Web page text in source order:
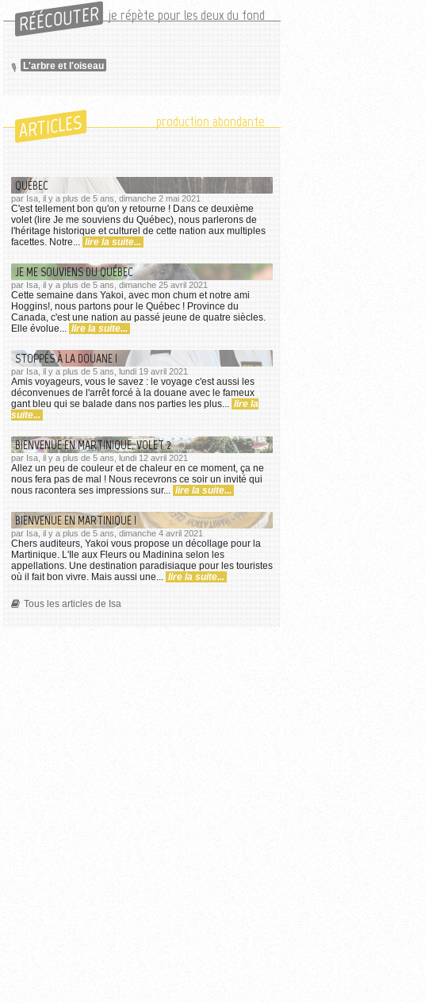
RÉÉCOUTER je répète pour les deux du fond
L'arbre et l'oiseau
ARTICLES production abondante
QUÉBEC
par Isa, il y a plus de 5 ans, dimanche 2 mai 2021
C'est tellement bon qu'on y retourne ! Dans ce deuxième
volet (lire Je me souviens du Québec), nous parlerons de
l'héritage historique et culturel de cette nation aux multiples
facettes. Notre... lire la suite...
JE ME SOUVIENS DU QUÉBEC
par Isa, il y a plus de 5 ans, dimanche 25 avril 2021
Cette semaine dans Yakoi, avec mon chum et notre ami
Hoggins!, nous partons pour le Québec ! Province du
Canada, c'est une nation au passé jeune de quatre siècles.
Elle évolue... lire la suite...
STOPPÉS À LA DOUANE !
par Isa, il y a plus de 5 ans, lundi 19 avril 2021
Amis voyageurs, vous le savez : le voyage c'est aussi les
déconvenues de l'arrêt forcé à la douane avec le fameux
gant bleu qui se balade dans nos parties les plus... lire la
suite...
BIENVENUE EN MARTINIQUE, VOLET 2
par Isa, il y a plus de 5 ans, lundi 12 avril 2021
Allez un peu de couleur et de chaleur en ce moment, ça ne
nous fera pas de mal ! Nous recevrons ce soir un invité qui
nous racontera ses impressions sur... lire la suite...
BIENVENUE EN MARTINIQUE !
par Isa, il y a plus de 5 ans, dimanche 4 avril 2021
Chers auditeurs, Yakoi vous propose un décollage pour la
Martinique. L'Ile aux Fleurs ou Madinina selon les
appellations. Une destination paradisiaque pour les touristes
où il fait bon vivre. Mais aussi une... lire la suite...
Tous les articles de Isa